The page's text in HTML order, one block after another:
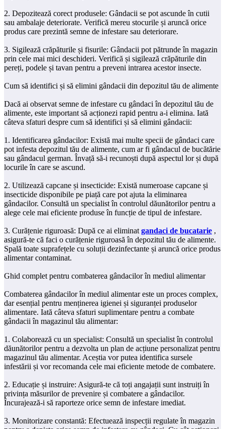
2. Depozitează corect produsele: Gândacii se pot ascunde în cutii
sau ambalaje deteriorate. Verifică mereu stocurile și aruncă orice
produs care prezintă semne de infestare sau deteriorare.
3. Sigilează crăpăturile și fisurile: Gândacii pot pătrunde în magazin
prin cele mai mici deschideri. Verifică și sigilează crăpăturile din
pereți, podele și tavan pentru a preveni intrarea acestor insecte.
Cum să identifici și să elimini gândacii din depozitul tău de alimente
Dacă ai observat semne de infestare cu gândaci în depozitul tău de
alimente, este important să acționezi rapid pentru a-i elimina. Iată
câteva sfaturi despre cum să identifici și să elimini gândacii:
1. Identificarea gândacilor: Există mai multe specii de gândaci care
pot infesta depozitul tău de alimente, cum ar fi gândacul de bucătărie
sau gândacul german. Învață să-i recunoști după aspectul lor și după
locurile în care se ascund.
2. Utilizează capcane și insecticide: Există numeroase capcane și
insecticide disponibile pe piață care pot ajuta la eliminarea
gândacilor. Consultă un specialist în controlul dăunătorilor pentru a
alege cele mai eficiente produse în funcție de tipul de infestare.
3. Curățenie riguroasă: După ce ai eliminat gandaci de bucatarie ,
asigură-te că faci o curățenie riguroasă în depozitul tău de alimente.
Spală toate suprafețele cu soluții dezinfectante și aruncă orice produs
alimentar contaminat.
Ghid complet pentru combaterea gândacilor în mediul alimentar
Combaterea gândacilor în mediul alimentar este un proces complex,
dar esențial pentru menținerea igienei și siguranței produselor
alimentare. Iată câteva sfaturi suplimentare pentru a combate
gândacii în magazinul tău alimentar:
1. Colaborează cu un specialist: Consultă un specialist în controlul
dăunătorilor pentru a dezvolta un plan de acțiune personalizat pentru
magazinul tău alimentar. Aceștia vor putea identifica sursele
infestării și vor recomanda cele mai eficiente metode de combatere.
2. Educație și instruire: Asigură-te că toți angajații sunt instruiți în
privința măsurilor de prevenire și combatere a gândacilor.
Încurajează-i să raporteze orice semn de infestare imediat.
3. Monitorizare constantă: Efectuează inspecții regulate în magazin